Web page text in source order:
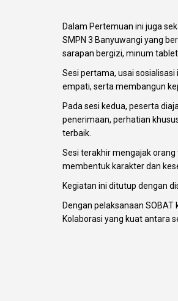
Dalam Pertemuan ini juga
SMPN 3 Banyuwangi yang
sarapan bergizi, minum
Sesi pertama, usai
empati, serta membangun
Pada sesi kedua, peserta
penerimaan, perhatian
terbaik.
Sesi terakhir mengajak
membentuk karakter dan
Kegiatan ini ditutup dengan
Dengan pelaksanaan
Kolaborasi yang kuat antara